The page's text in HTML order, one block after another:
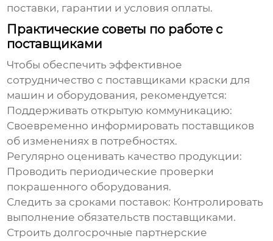
поставки, гарантии и условия оплаты.
Практические советы по работе с
поставщиками
Чтобы обеспечить эффективное
сотрудничество с поставщиками краски для
машин и оборудования, рекомендуется:
Поддерживать открытую коммуникацию:
Своевременно информировать поставщиков
об изменениях в потребностях.
Регулярно оценивать качество продукции:
Проводить периодические проверки
покрашенного оборудования.
Следить за сроками поставок: Контролировать
выполнение обязательств поставщиками.
Строить долгосрочные партнерские